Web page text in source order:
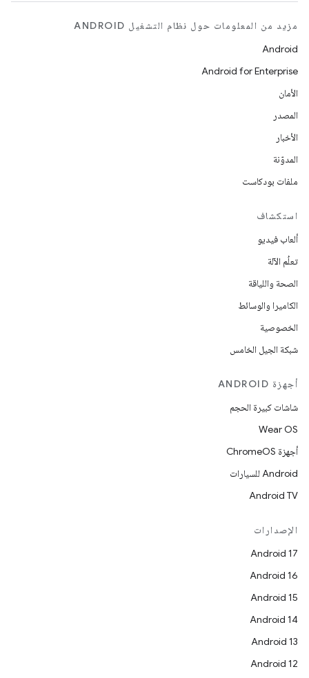
مزيد من المعلومات حول نظام التشغيل ANDROID
Android
Android for Enterprise
الأمان
المصدر
الأخبار
المدوّنة
ملفات بودكاست
استكشاف
ألعاب فيديو
تعلُم الآلة
الصحة واللياقة
الكاميرا والوسائط
الخصوصية
شبكة الجيل الخامس
أجهزة ANDROID
شاشات كبيرة الحجم
Wear OS
أجهزة ChromeOS
Android للسيارات
Android TV
الإصدارات
Android 17
Android 16
Android 15
Android 14
Android 13
Android 12